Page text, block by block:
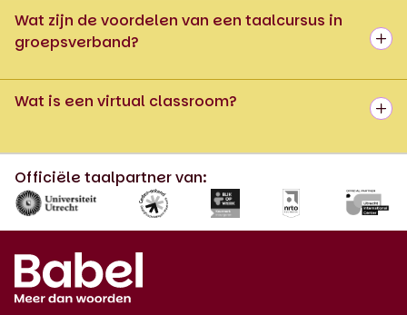
Wat zijn de voordelen van een taalcursus in
groepsverband?
Wat is een virtual classroom?
Officiële taalpartner van: